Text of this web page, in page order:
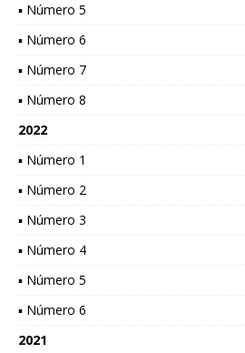
▪ Número 5
▪ Número 6
▪ Número 7
▪ Número 8
2022
▪ Número 1
▪ Número 2
▪ Número 3
▪ Número 4
▪ Número 5
▪ Número 6
2021